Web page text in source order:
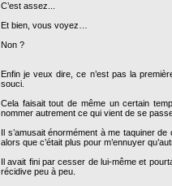
C’est assez...
Et bien, vous voyez…
Non ?
Enfin je veux dire, ce n’est pas la
souci.
Cela faisait tout de même un certain
nommer autrement ce qui vient de se
Il s’amusait énormément à me taquiner
alors que c’était plus pour m’ennuyer
Il avait fini par cesser de lui-même et
récidive peu à peu.